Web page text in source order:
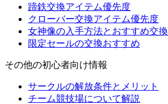
蹄鉄交換アイテム優先度
クローバー交換アイテム優先度
女神像の入手方法とおすすめ交換
限定セールの交換おすすめ
その他の初心者向け情報
サークルの解放条件とメリット
チーム競技場について解説